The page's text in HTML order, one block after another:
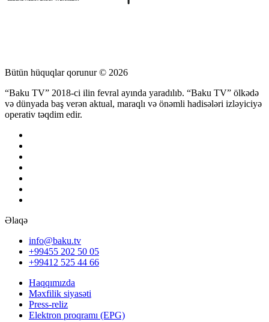
Bütün hüquqlar qorunur © 2026
“Baku TV” 2018-ci ilin fevral ayında yaradılıb. “Baku TV” ölkədə
və dünyada baş verən aktual, maraqlı və önəmli hadisələri izləyiciyə
operativ təqdim edir.
Əlaqə
info@baku.tv
+99455 202 50 05
+99412 525 44 66
Haqqımızda
Məxfilik siyasəti
Press-reliz
Elektron proqramı (EPG)